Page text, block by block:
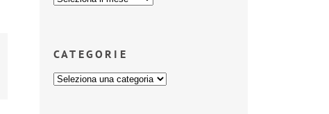
CATEGORIE